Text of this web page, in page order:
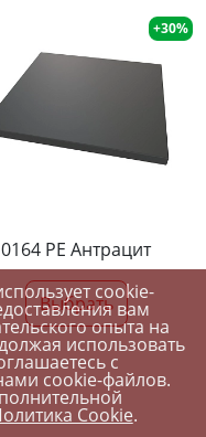
+30%
0164 PE Антрацит
Выбрать
cookie-
вам
опыта на
использовать
с
cookie-файлов.
Cookie.